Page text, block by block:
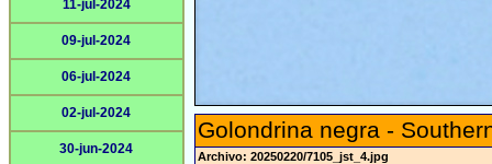
11-jul-2024
09-jul-2024
06-jul-2024
02-jul-2024
30-jun-2024
Golondrina negra -
Archivo: 20250220/7105_jst_4.jpg